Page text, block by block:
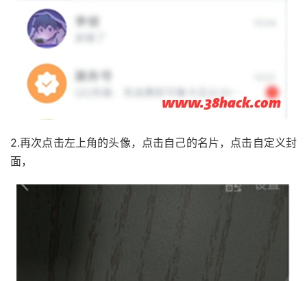
2.再次点击左上角的头像，点击自己的名片，点击自定义封
面，